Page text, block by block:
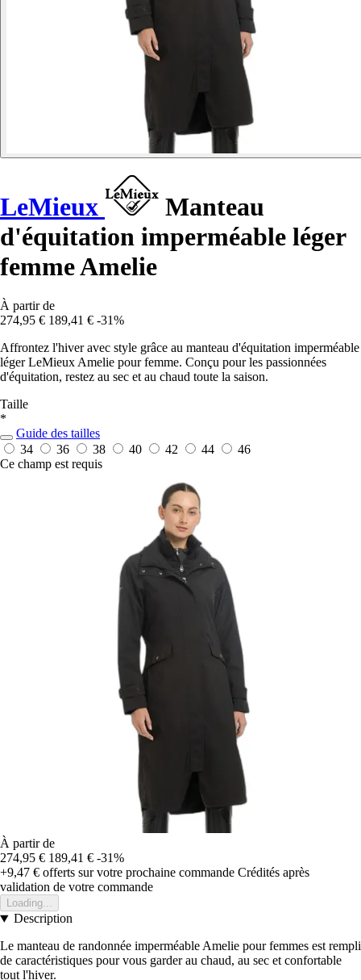
LeMieux
Manteau
d'équitation imperméable léger
femme Amelie
À partir de
274,95 € 189,41 € -31%
Affrontez l'hiver avec style grâce au manteau d'équitation imperméable
léger LeMieux Amelie pour femme. Conçu pour les passionnées
d'équitation, restez au sec et au chaud toute la saison.
Taille
*
Guide des tailles
34
36 38 40 42 44
46
Ce champ est requis
À partir de
274,95 € 189,41 € -31%
+9,47 € offerts sur votre prochaine commande Crédités après
validation de votre commande
Loading...
Description
Le manteau de randonnée imperméable Amelie pour femmes est rempli
de caractéristiques pour vous garder au chaud, au sec et confortable
tout l'hiver.